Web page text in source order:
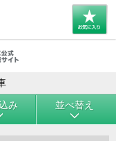
み 並べ替え